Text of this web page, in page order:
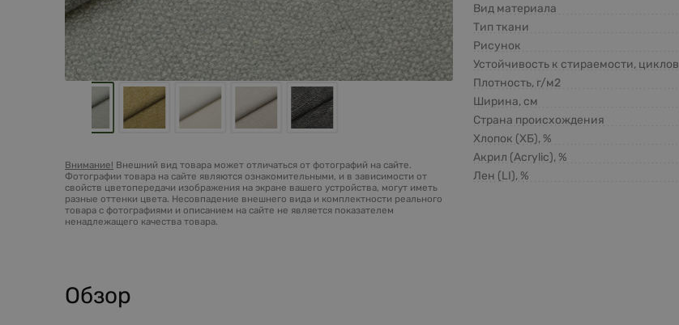
Внимание! Внешний вид товара может отличаться от фотографий на сайте.
Фотографии товара на сайте являются ознакомительными, и в зависимости от
свойств цветопередачи изображения на экране вашего устройства, могут иметь
разные оттенки цвета. Несовпадение внешнего вида и комплектности реального
товара с фотографиями и описанием на сайте не является показателем
ненадлежащего качества товара.
Вид материала
Тип ткани
Рисунок
Устойчивость к стираемости, циклов
Плотность, г/м2
Ширина, см
Страна происхождения
Хлопок (ХБ), %
Акрил (Acrylic), %
Лен (LI), %
Обзор